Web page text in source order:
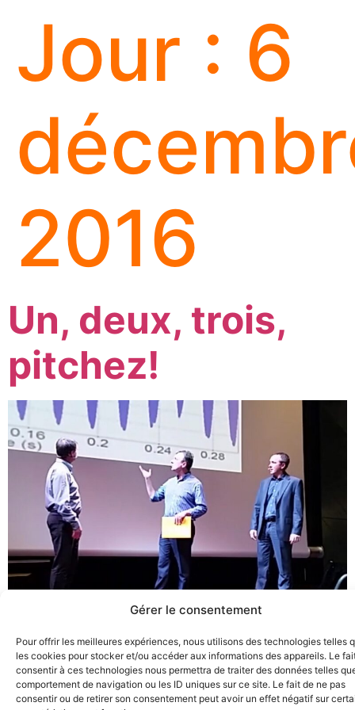
Gérer le consentement
Pour offrir les meilleures expériences, nous utilisons des technologies telles
les cookies pour stocker et/ou accéder aux informations des appareils. Le
consentir à ces technologies nous permettra de traiter des données telles
comportement de navigation ou les ID uniques sur ce site. Le fait de ne pas
consentir ou de retirer son consentement peut avoir un effet négatif sur
Jour : 6
2016
Un, deux, trois,
pitchez!
innovation en trois minutes. Pas une de plus. Une équipe
de coaches dédiée les y a aidés.